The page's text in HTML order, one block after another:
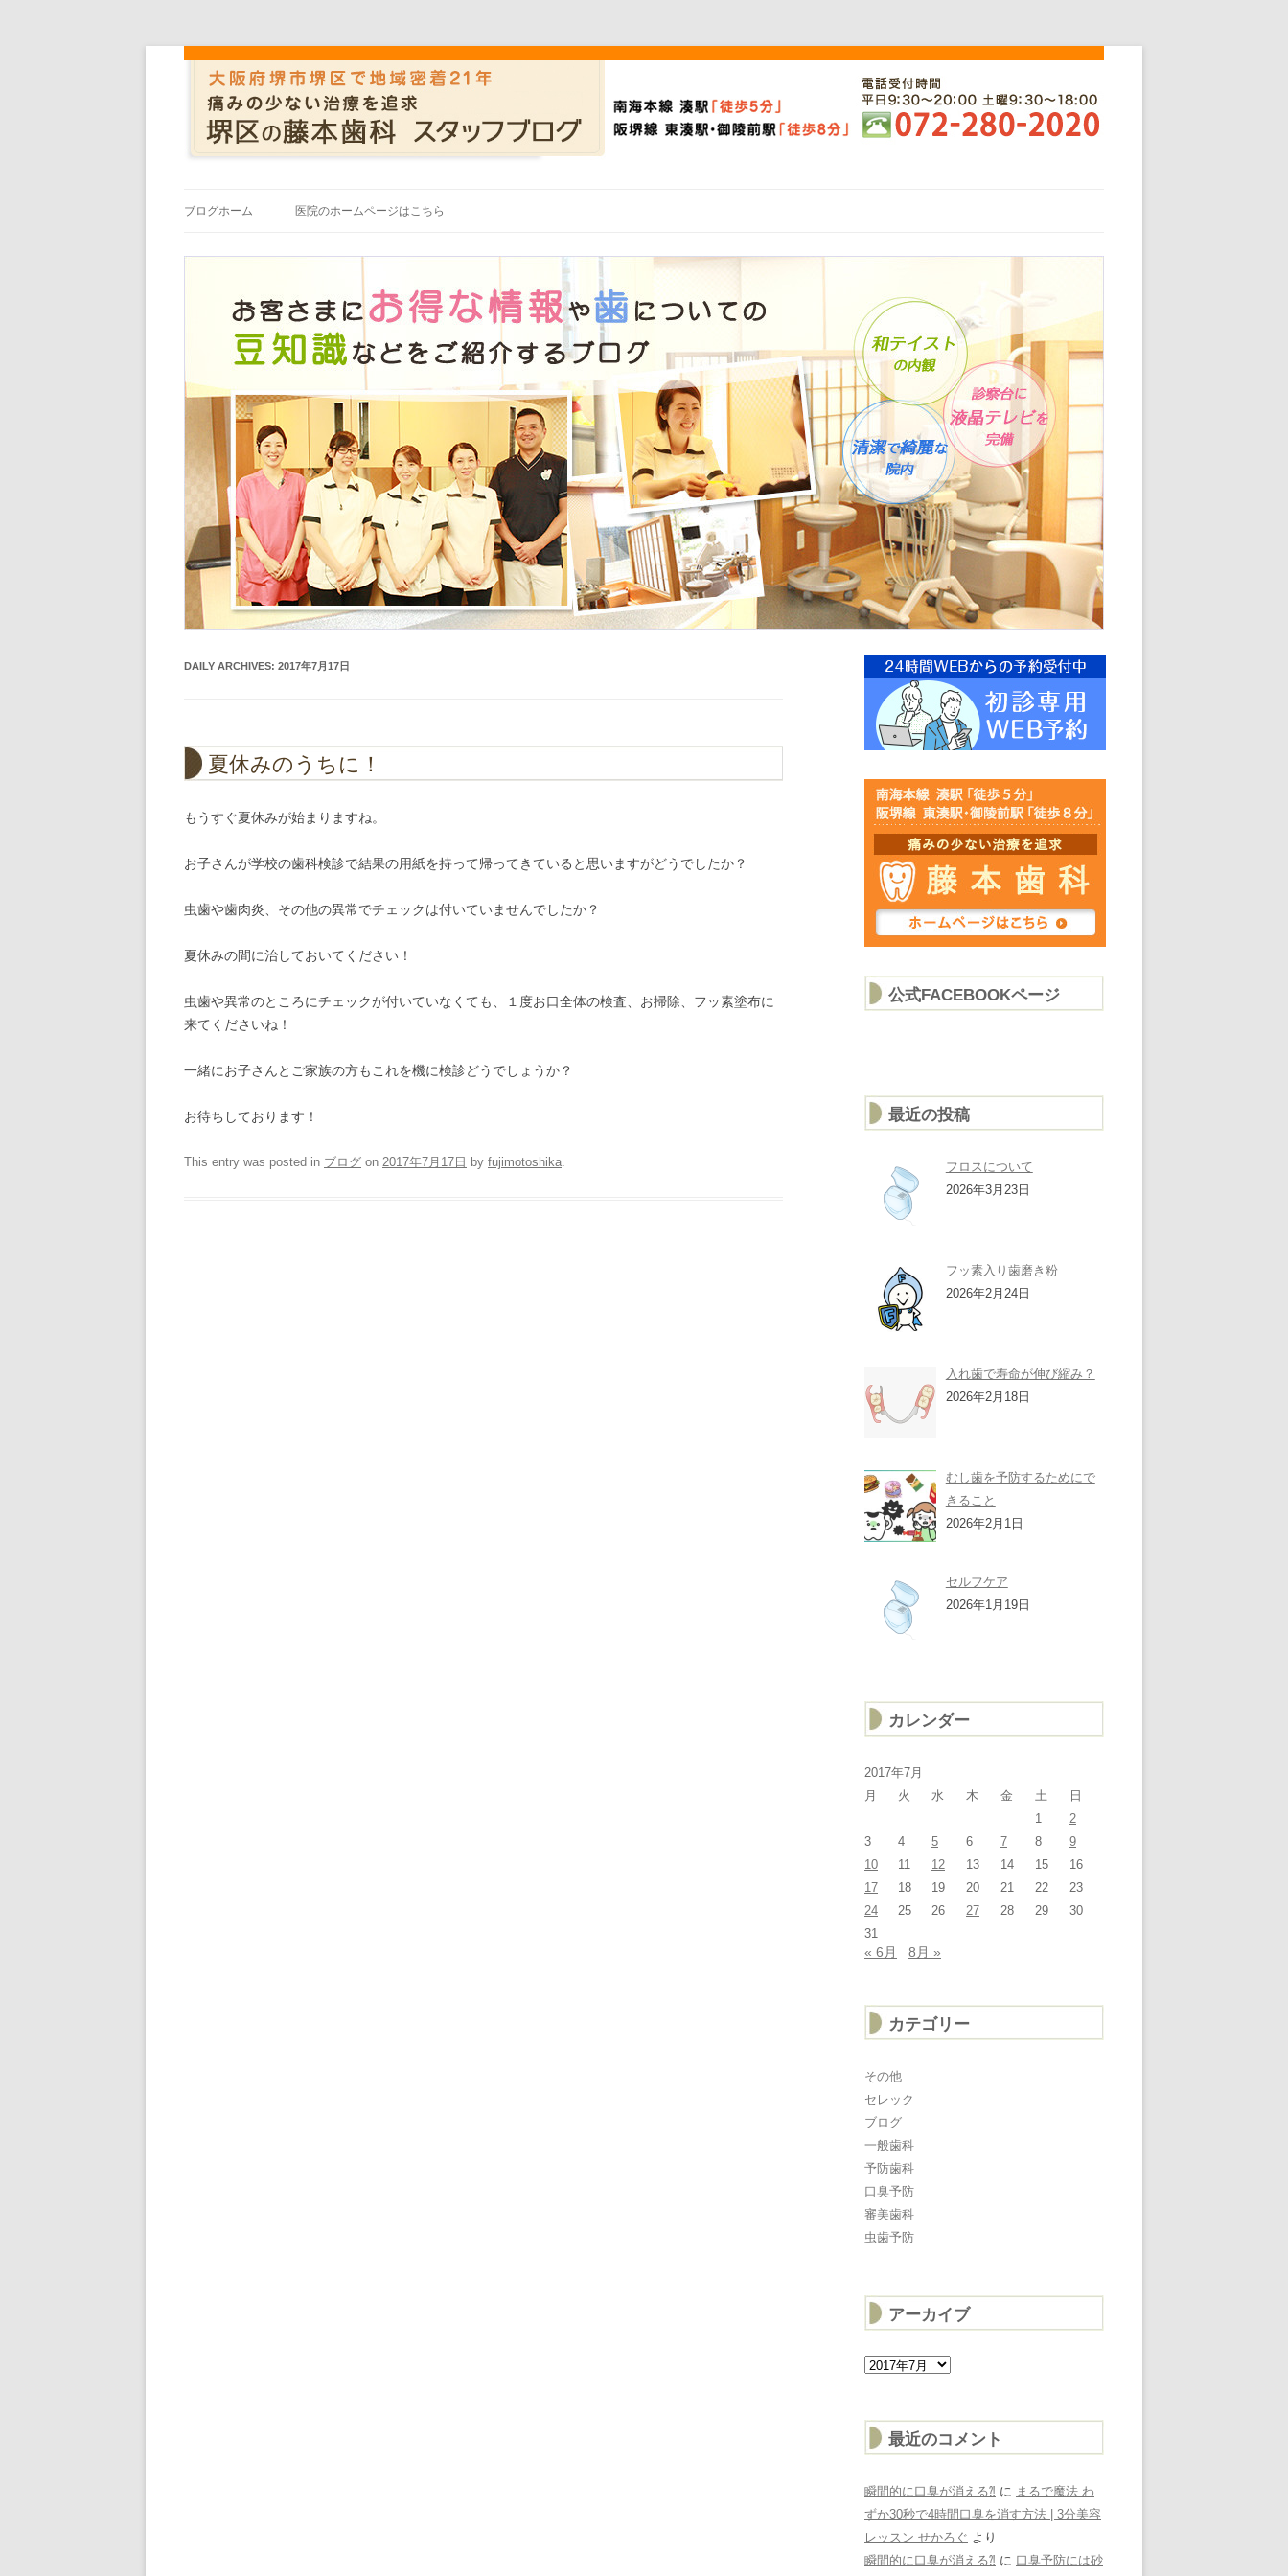
ブログホーム 医院のホームページはこちら
DAILY ARCHIVES: 2017年7月17日
夏休みのうちに！
もうすぐ夏休みが始まりますね。
お子さんが学校の歯科検診で結果の用紙を持って帰ってきていると思いますがどうでしたか？
虫歯や歯肉炎、その他の異常でチェックは付いていませんでしたか？
夏休みの間に治しておいてください！
虫歯や異常のところにチェックが付いていなくても、１度お口全体の検査、お掃除、フッ素塗布に
来てくださいね！
一緒にお子さんとご家族の方もこれを機に検診どうでしょうか？
お待ちしております！
This entry was posted in ブログ on 2017年7月17日 by fujimotoshika.
公式FACEBOOKページ
最近の投稿
フロスについて
2026年3月23日
フッ素入り歯磨き粉
2026年2月24日
入れ歯で寿命が伸び縮み？
2026年2月18日
むし歯を予防するためにで
きること
2026年2月1日
セルフケア
2026年1月19日
カレンダー
2017年7月
月
火 水 木 金 土
日
1
2
3
4 5 6 7 8
9
10
11 12 13 14 15
16
17
18 19 20 21 22
23
24
25 26 27 28 29
30
31
« 6月 8月 »
カテゴリー
その他
セレック
ブログ
一般歯科
予防歯科
口臭予防
審美歯科
虫歯予防
アーカイブ
ア
ー
最近のコメント
瞬間的に口臭が消える⁈ に まるで魔法 わ
ずか30秒で4時間口臭を消す方法 | 3分美容
レッスン せかろぐ より
瞬間的に口臭が消える⁈ に 口臭予防には砂